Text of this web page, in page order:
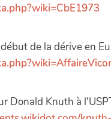
de la dérive en
Donald Knuth à